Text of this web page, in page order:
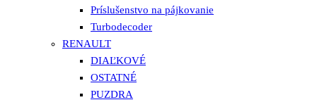
Príslušenstvo na pájkovanie
Turbodecoder
RENAULT
DIAĽKOVÉ
OSTATNÉ
PUZDRA